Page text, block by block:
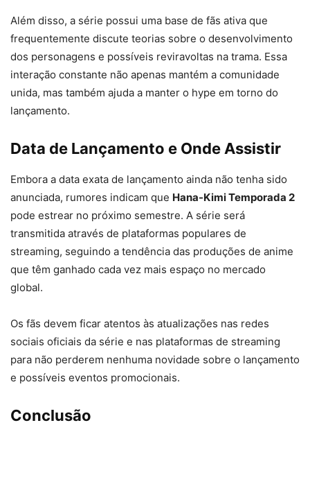
Além disso, a série possui uma base de fãs ativa que
frequentemente discute teorias sobre o desenvolvimento
dos personagens e possíveis reviravoltas na trama. Essa
interação constante não apenas mantém a comunidade
unida, mas também ajuda a manter o hype em torno do
lançamento.
Data de Lançamento e Onde Assistir
Embora a data exata de lançamento ainda não tenha sido
anunciada, rumores indicam que Hana-Kimi Temporada 2
pode estrear no próximo semestre. A série será
transmitida através de plataformas populares de
streaming, seguindo a tendência das produções de anime
que têm ganhado cada vez mais espaço no mercado
global.
Os fãs devem ficar atentos às atualizações nas redes
sociais oficiais da série e nas plataformas de streaming
para não perderem nenhuma novidade sobre o lançamento
e possíveis eventos promocionais.
Conclusão